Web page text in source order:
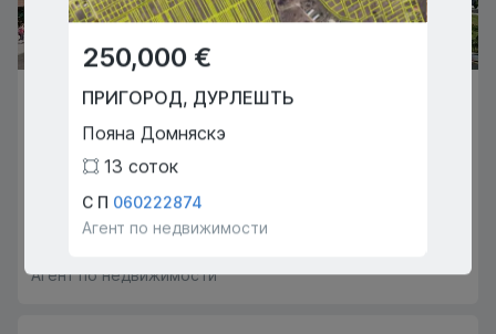
60,900 €
КИШИНЁВ ,ТЕЛЕЦЕНТР
Шос Хынчешть
1 42 m 2
Агент по недвижимости
250,000 €
ПРИГОРОД, ДУРЛЕШТЬ
Пояна Домняскэ
13 соток
С П 060222874
Агент по недвижимости